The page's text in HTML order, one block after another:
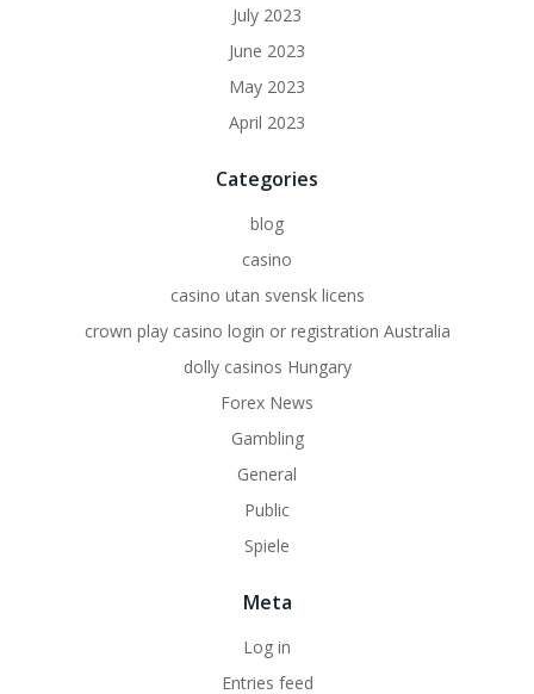
July 2023
June 2023
May 2023
April 2023
Categories
blog
casino
casino utan svensk licens
crown play casino login or registration Australia
dolly casinos Hungary
Forex News
Gambling
General
Public
Spiele
Meta
Log in
Entries feed